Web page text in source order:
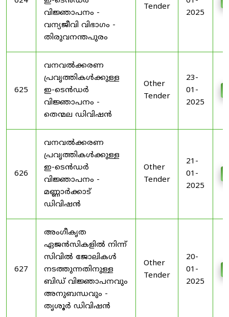
വിജ്ഞാപനം -
വന്യജീവി വിഭാഗം -
തിരുവനന്തപുരം
Tender
2025
625
വനവൽക്കരണ
പ്രവൃത്തികൾക്കുള്ള
ഇ-ടെൻഡർ
വിജ്ഞാപനം -
തെന്മല ഡിവിഷൻ
Other
Tender
23-
01-
2025
626
വനവൽക്കരണ
പ്രവൃത്തികൾക്കുള്ള
ഇ-ടെൻഡർ
വിജ്ഞാപനം -
മണ്ണാർക്കാട്
ഡിവിഷൻ
Other
Tender
21-
01-
2025
627
അംഗീകൃത
ഏജൻസികളിൽ നിന്ന്
സിവിൽ ജോലികൾ
നടത്തുന്നതിനുള്ള
ബിഡ് വിജ്ഞാപനവും
അനുബന്ധവും -
തൃശൂർ ഡിവിഷൻ
Other
Tender
20-
01-
2025